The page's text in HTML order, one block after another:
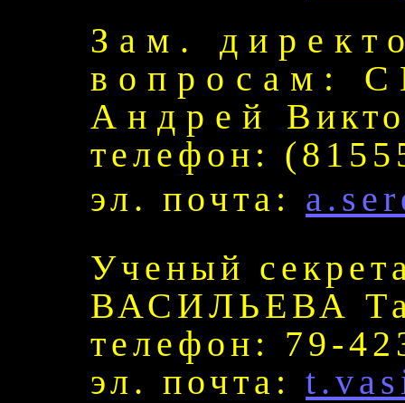
Зам.
вопросам:
Андрей
телефон:
эл. почта:
Ученый
ВАСИЛЬЕВА
телефон: 79-
эл. почта: